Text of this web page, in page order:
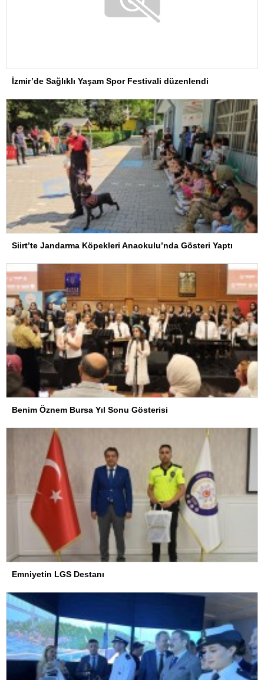
İzmir’de Sağlıklı Yaşam Spor Festivali düzenlendi
Siirt’te Jandarma Köpekleri Anaokulu’nda Gösteri Yaptı
Benim Öznem Bursa Yıl Sonu Gösterisi
Emniyetin LGS Destanı